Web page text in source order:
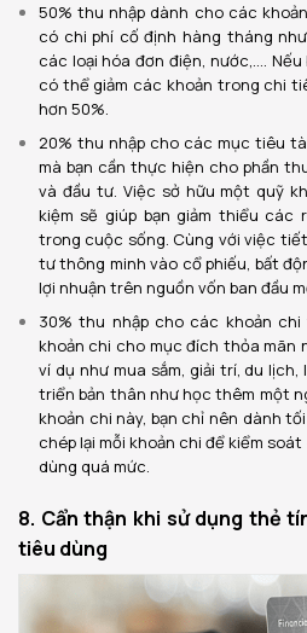
50% thu nhập dành cho các
có chi phí cố định hàng tháng
các loại hóa đơn điện, nước,….
có thể giảm các khoản trong chi
hơn 50%.
20% thu nhập cho các mục tiêu
mà bạn cần thực hiện cho phần
và đầu tư. Việc sở hữu một quỹ
kiệm sẽ giúp bạn giảm thiểu
trong cuộc sống. Cùng với việc
tư thông minh vào cổ phiếu, bất
lợi nhuận trên nguồn vốn ban đầu
30% thu nhập cho các khoản
khoản chi cho mục đích thỏa mãn
ví dụ như mua sắm, giải trí, du
triển bản thân như học thêm một
khoản chi này, bạn chỉ nên dành
chép lại mỗi khoản chi để kiểm
dùng quá mức.
8. Cẩn thận khi sử dụng thẻ
tiêu dùng